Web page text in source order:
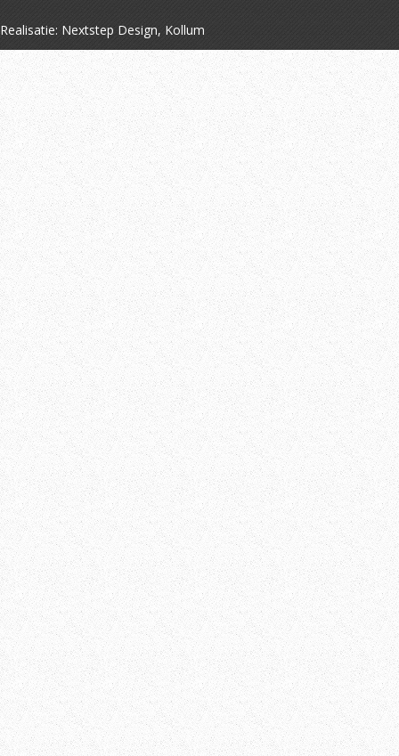
Realisatie: Nextstep Design, Kollum